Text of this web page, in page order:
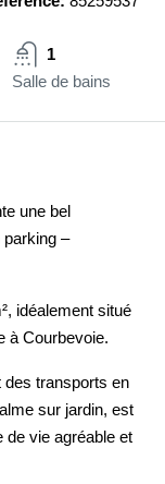
1
Salle de bains
une bel
–
idéalement situé
à Courbevoie.
transports en
sur jardin, est
de vie agréable et